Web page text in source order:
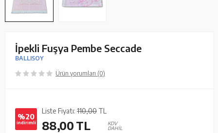
İpekli Fuşya Pembe Seccade
BALLISOY
Ürün yorumları (0)
%20
indirimli
Liste Fiyatı: 110,00 TL
88,00TL
KDV
DAHİL